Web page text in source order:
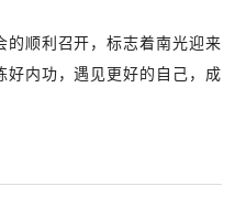
顺利召开，标志着南光迎来
好内功，遇见更好的自己，成